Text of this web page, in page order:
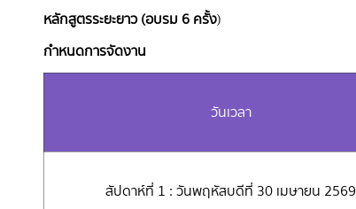
หลักสูตรระยะยาว (อบรม 6 ครั้ง)
กำหนดการจัดงาน
วันเวลา
สัปดาห์ที่ 1 : วันพฤหัสบดีที่ 30 เมษายน 2569